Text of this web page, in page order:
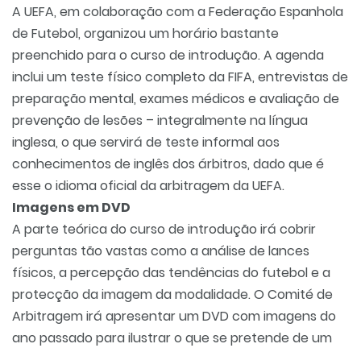
A UEFA, em colaboração com a Federação Espanhola
de Futebol, organizou um horário bastante
preenchido para o curso de introdução. A agenda
inclui um teste físico completo da FIFA, entrevistas de
preparação mental, exames médicos e avaliação de
prevenção de lesões – integralmente na língua
inglesa, o que servirá de teste informal aos
conhecimentos de inglês dos árbitros, dado que é
esse o idioma oficial da arbitragem da UEFA.
Imagens em DVD
A parte teórica do curso de introdução irá cobrir
perguntas tão vastas como a análise de lances
físicos, a percepção das tendências do futebol e a
protecção da imagem da modalidade. O Comité de
Arbitragem irá apresentar um DVD com imagens do
ano passado para ilustrar o que se pretende de um